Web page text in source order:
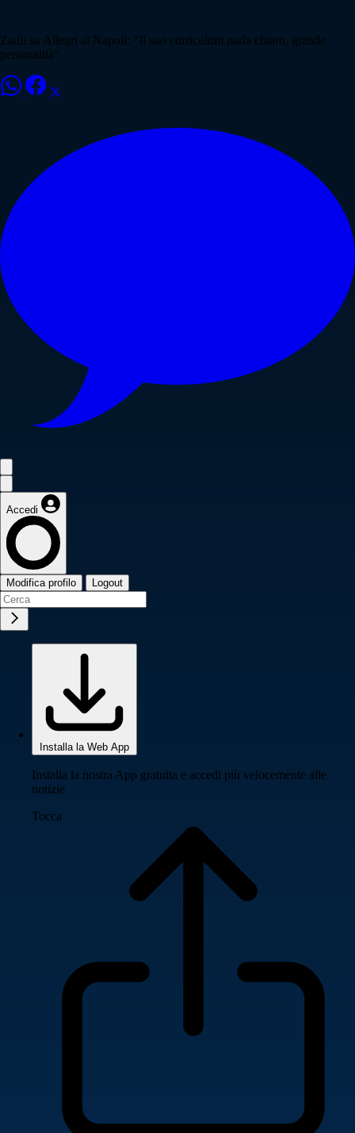
Zauli su Allegri al Napoli: "Il suo curriculum parla chiaro, grande
personalità"
Accedi
Modifica profilo Logout
Installa la Web App
Installa la nostra App gratuita e accedi più velocemente alle
notizie
Tocca